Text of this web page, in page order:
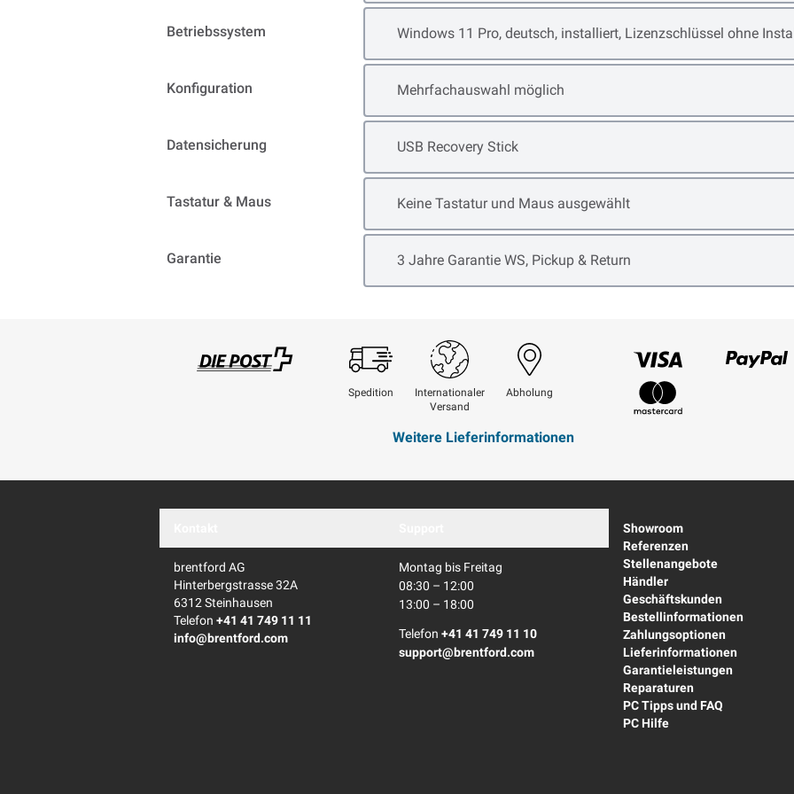
Betriebssystem Windows 11 Pro, deutsch, installiert, Lizenzschlüssel ohne
Open item options
Konfiguration Mehrfachauswahl möglich
Open item options
Datensicherung USB Recovery Stick
Open item options
Tastatur & Maus Keine Tastatur und Maus ausgewählt
Open item options
Garantie 3 Jahre Garantie WS, Pickup & Return
Open item options
Spedition
Internationaler
Versand
Abholung
Weitere Lieferinformationen
Visum
brentford AG
Hinterbergstrasse 32A
6312 Steinhausen
Telefon +41 41 749 11 11
info@brentford.com
Montag bis Freitag
08:30 – 12:00
13:00 – 18:00
Telefon +41 41 749 11 10
support@brentford.com
Showroom
Referenzen
Stellenangebote
Händler
Geschäftskunden
Bestellinformationen
Zahlungsoptionen
Lieferinformationen
Garantieleistungen
Reparaturen
PC Tipps und FAQ
PC Hilfe